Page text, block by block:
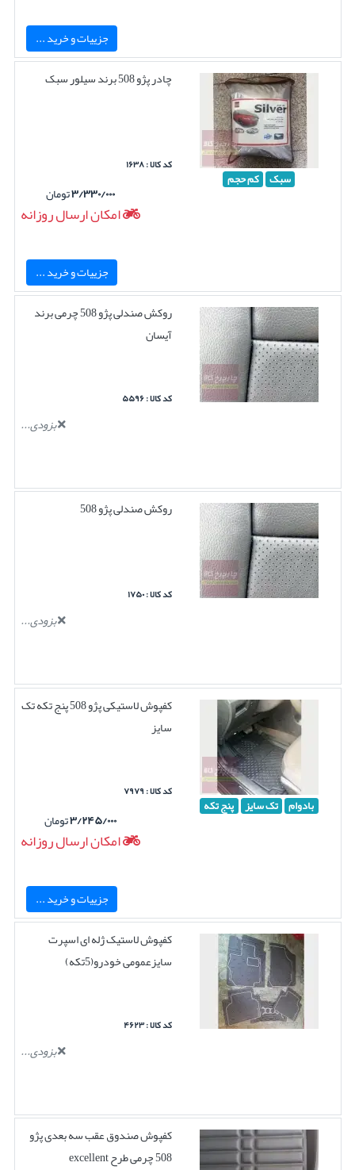
جزییات و خرید ...
سبک کم حجم
چادر پژو 508 برند سیلور سبک
کد کالا : ۱۶۳۸
۳/۳۳۰/۰۰۰تومان
امکان ارسال روزانه
جزییات و خرید ...
روکش صندلی پژو 508 چرمی برند
آیسان
کد کالا : ۵۵۹۶
بزودی...
روکش صندلی پژو 508
کد کالا : ۱۷۵۰
بزودی...
بادوام تک سایز پنج تکه
کفپوش لاستیکی پژو 508 پنج تکه تک
سایز
کد کالا : ۷۹۷۹
۳/۲۴۵/۰۰۰تومان
امکان ارسال روزانه
جزییات و خرید ...
کفپوش لاستیک ژله ای اسپرت
سایزعمومی خودرو(5تکه)
کد کالا : ۴۶۲۳
بزودی...
کفپوش صندوق عقب سه بعدی پژو
508 چرمی طرح excellent